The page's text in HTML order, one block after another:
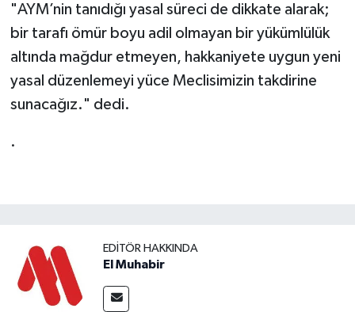
"AYM’nin tanıdığı yasal süreci de dikkate alarak;
bir tarafı ömür boyu adil olmayan bir yükümlülük
altında mağdur etmeyen, hakkaniyete uygun yeni
yasal düzenlemeyi yüce Meclisimizin takdirine
sunacağız." dedi.
.
EDITÖR HAKKINDA
El Muhabir